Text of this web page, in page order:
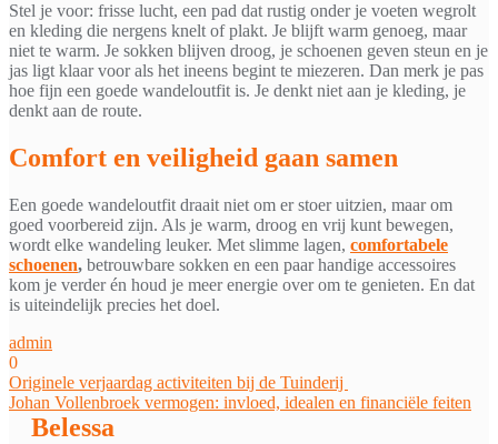
Stel je voor: frisse lucht, een pad dat rustig onder je voeten wegrolt
en kleding die nergens knelt of plakt. Je blijft warm genoeg, maar
niet te warm. Je sokken blijven droog, je schoenen geven steun en je
jas ligt klaar voor als het ineens begint te miezeren. Dan merk je pas
hoe fijn een goede wandeloutfit is. Je denkt niet aan je kleding, je
denkt aan de route.
Comfort en veiligheid gaan samen
Een goede wandeloutfit draait niet om er stoer uitzien, maar om
goed voorbereid zijn. Als je warm, droog en vrij kunt bewegen,
wordt elke wandeling leuker. Met slimme lagen, comfortabele
schoenen, betrouwbare sokken en een paar handige accessoires
kom je verder én houd je meer energie over om te genieten. En dat
is uiteindelijk precies het doel.
admin
0
Bericht
navigatie
Originele verjaardag activiteiten bij de Tuinderij
Johan Vollenbroek vermogen: invloed, idealen en financiële feiten
Belessa